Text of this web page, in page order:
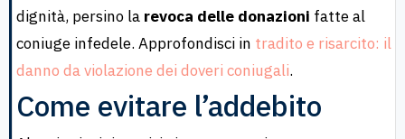
dignità, persino la revoca delle donazioni fatte al
coniuge infedele. Approfondisci in tradito e risarcito: il
danno da violazione dei doveri coniugali.
Come evitare l’addebito